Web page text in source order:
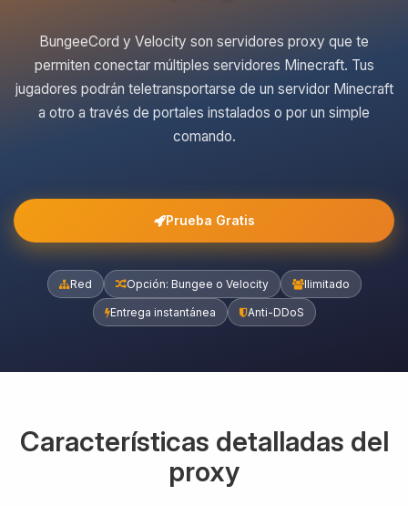
BungeeCord y Velocity son servidores proxy que te
permiten conectar múltiples servidores Minecraft. Tus
jugadores podrán teletransportarse de un servidor Minecraft
a otro a través de portales instalados o por un simple
comando.
Prueba Gratis
Red Opción: Bungee o Velocity Ilimitado
Entrega instantánea Anti-DDoS
Características detalladas del
proxy